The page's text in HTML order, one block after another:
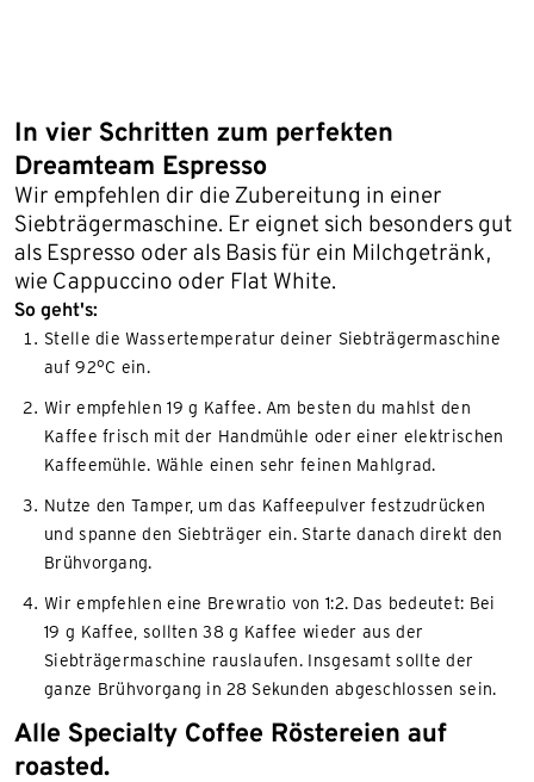
In vier Schritten zum perfekten
Dreamteam Espresso
Wir empfehlen dir die Zubereitung in einer
Siebträgermaschine. Er eignet sich besonders gut
als Espresso oder als Basis für ein Milchgetränk,
wie Cappuccino oder Flat White.
So geht's:
Stelle die Wassertemperatur deiner Siebträgermaschine
auf 92°C ein.
Wir empfehlen 19 g Kaffee. Am besten du mahlst den
Kaffee frisch mit der Handmühle oder einer elektrischen
Kaffeemühle. Wähle einen sehr feinen Mahlgrad.
Nutze den Tamper, um das Kaffeepulver festzudrücken
und spanne den Siebträger ein. Starte danach direkt den
Brühvorgang.
Wir empfehlen eine Brewratio von 1:2. Das bedeutet: Bei
19 g Kaffee, sollten 38 g Kaffee wieder aus der
Siebträgermaschine rauslaufen. Insgesamt sollte der
ganze Brühvorgang in 28 Sekunden abgeschlossen sein.
Alle Specialty Coffee Röstereien auf
roasted.
Ende der Auflistung